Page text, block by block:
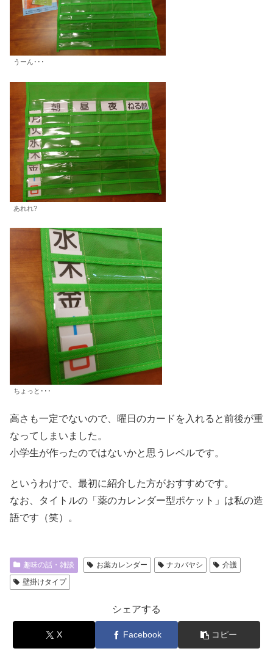
うーん･･･
あれれ?
ちょっと･･･
高さも一定でないので、曜日のカードを入れると前後が重
なってしまいました。
小学生が作ったのではないかと思うレベルです。
というわけで、最初に紹介した方がおすすめです。
なお、タイトルの「薬のカレンダー型ポケット」は私の造
語です（笑）。
趣味の話・雑談 お薬カレンダー ナカバヤシ
介護
壁掛けタイプ
シェアする
X Facebook コピー